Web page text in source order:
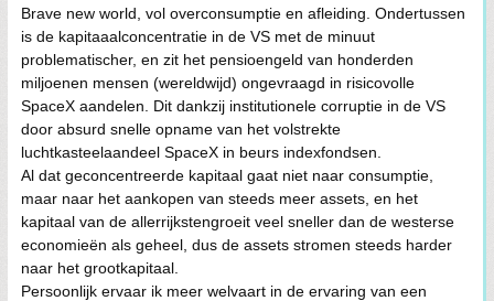
Brave new world, vol overconsumptie en afleiding. Ondertussen
is de kapitaaalconcentratie in de VS met de minuut
problematischer, en zit het pensioengeld van honderden
miljoenen mensen (wereldwijd) ongevraagd in risicovolle
SpaceX aandelen. Dit dankzij institutionele corruptie in de VS
door absurd snelle opname van het volstrekte
luchtkasteelaandeel SpaceX in beurs indexfondsen.
Al dat geconcentreerde kapitaal gaat niet naar consumptie,
maar naar het aankopen van steeds meer assets, en het
kapitaal van de allerrijkstengroeit veel sneller dan de westerse
economieën als geheel, dus de assets stromen steeds harder
naar het grootkapitaal.
Persoonlijk ervaar ik meer welvaart in de ervaring van een